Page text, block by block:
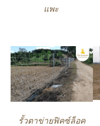
แพะ
รั้วตาข่ายฟิคซ์ล็อค